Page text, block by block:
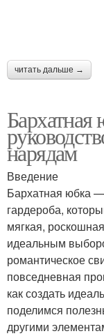
читать дальше →
Бархатная
нарядам
Введение
Бархатная юбка —
гардероба,
мягкая,
идеальным
романтическое
повседневная
как создать
поделимся
другими